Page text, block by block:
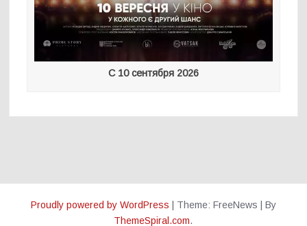
С 10 сентября 2026
Proudly powered by WordPress Theme: FreeNews
By
ThemeSpiral.com.